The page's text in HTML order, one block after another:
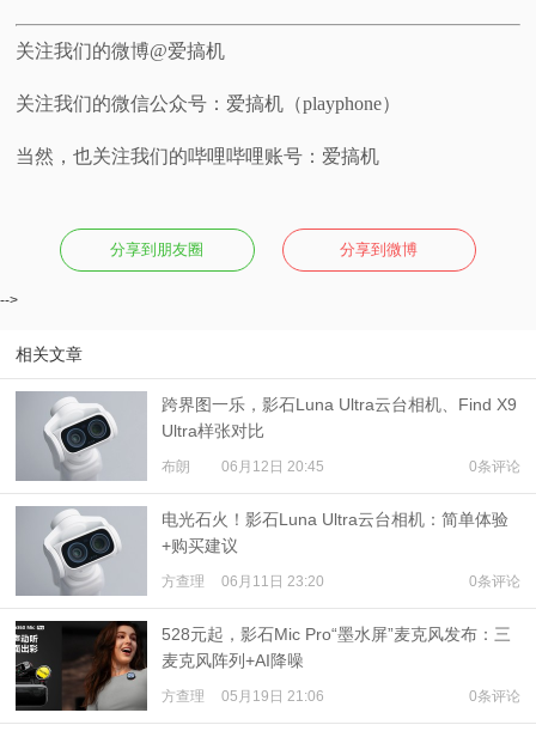
关注我们的微博@爱搞机
关注我们的微信公众号：爱搞机（playphone）
当然，也关注我们的哔哩哔哩账号：爱搞机
分享到朋友圈 分享到微博
-->
相关文章
跨界图一乐，影石Luna Ultra云台相机、Find X9
Ultra样张对比
布朗 06月12日 20:45 0条评论
电光石火！影石Luna Ultra云台相机：简单体验
+购买建议
方查理 06月11日 23:20 0条评论
528元起，影石Mic Pro“墨水屏”麦克风发布：三
麦克风阵列+AI降噪
方查理 05月19日 21:06 0条评论